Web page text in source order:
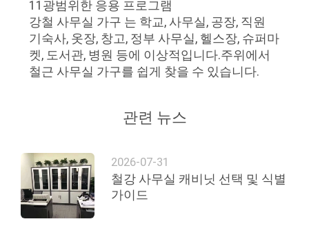
11광범위한 응용 프로그램
강철 사무실 가구 는 학교, 사무실, 공장, 직원
기숙사, 옷장, 창고, 정부 사무실, 헬스장, 슈퍼마
켓, 도서관, 병원 등에 이상적입니다.주위에서
철근 사무실 가구를 쉽게 찾을 수 있습니다.
관련 뉴스
2026-07-31
철강 사무실 캐비닛 선택 및 식별
가이드